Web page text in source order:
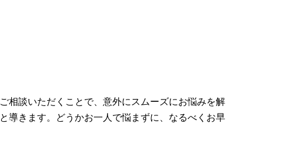
協議離婚 弁護士
相続問題 家事事件
相談いただくことで、意外にスムーズにお悩みを解
導きます。どうかお一人で悩まずに、なるべくお早